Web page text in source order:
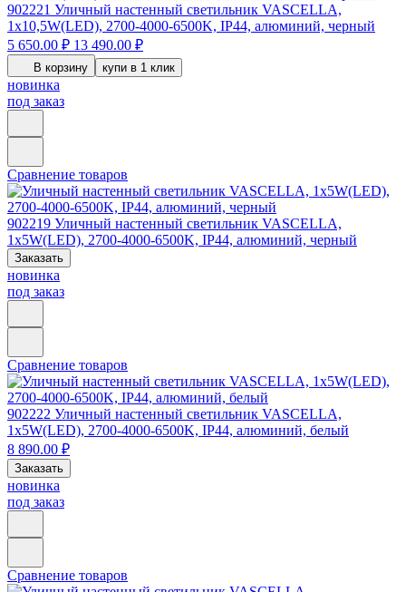
902221 Уличный настенный светильник VASCELLA,
1x10,5W(LED), 2700-4000-6500K, IP44, алюминий, черный
5 650.00 ₽ 13 490.00 ₽
В корзину купи в 1 клик
новинка
под заказ
Сравнение товаров
902219 Уличный настенный светильник VASCELLA,
1x5W(LED), 2700-4000-6500K, IP44, алюминий, черный
Заказать
новинка
под заказ
Сравнение товаров
902222 Уличный настенный светильник VASCELLA,
1x5W(LED), 2700-4000-6500K, IP44, алюминий, белый
8 890.00 ₽
Заказать
новинка
под заказ
Сравнение товаров